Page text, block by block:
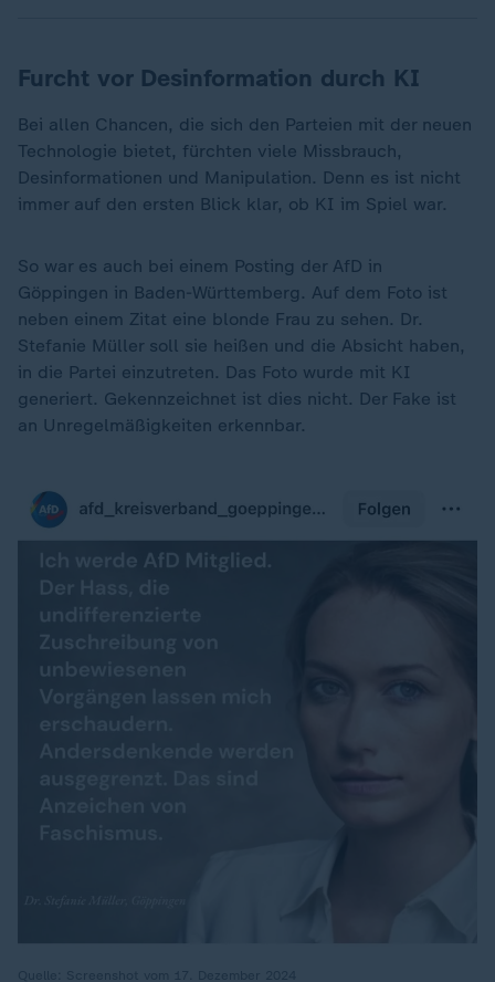
Furcht vor Desinformation durch KI
Bei allen Chancen, die sich den Parteien mit der neuen
Technologie bietet, fürchten viele Missbrauch,
Desinformationen und Manipulation. Denn es ist nicht
immer auf den ersten Blick klar, ob KI im Spiel war.
So war es auch bei einem Posting der AfD in
Göppingen in Baden-Württemberg. Auf dem Foto ist
neben einem Zitat eine blonde Frau zu sehen. Dr.
Stefanie Müller soll sie heißen und die Absicht haben,
in die Partei einzutreten. Das Foto wurde mit KI
generiert. Gekennzeichnet ist dies nicht. Der Fake ist
an Unregelmäßigkeiten erkennbar.